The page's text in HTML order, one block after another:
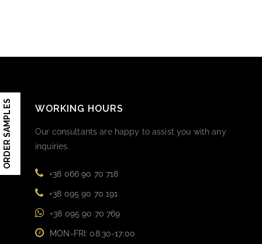
ORDER SAMPLES WORKING HOURS
Our consultants are happy to assist you with any
inquiries.
+38 066 90 70 718
+38 095 90 70 191
+38 095 90 70 769
MON-FRI: 08:30-17:00